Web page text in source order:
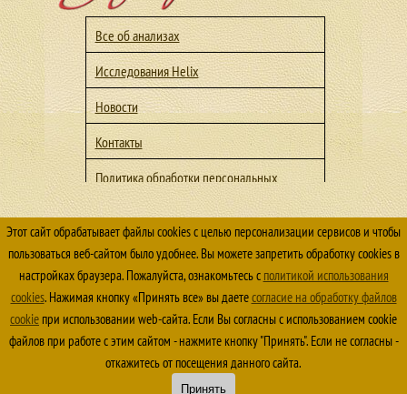
Все об анализах
Исследования Helix
Новости
Контакты
Политика обработки персональных
данных
Политика конфиденциальности
© 2026 ООО Медицинский центр "Здоровье" г. Лесной
Все права защищены. 16+
Использование материалов сайта
zdorove.ru/
без разрешения владельца сайта запрещено
Этот сайт обрабатывает файлы cookies с целью персонализации сервисов и чтобы
пользоваться веб-сайтом было удобнее. Вы можете запретить обработку cookies в
настройках браузера. Пожалуйста, ознакомьтесь с политикой использования
cookies. Нажимая кнопку «Принять все» вы даетесогласие на обработку файлов
cookie при использовании web-сайта. Если Вы согласны c использованием cookie
файлов при работе с этим сайтом - нажмите кнопку "Принять". Если не согласны -
откажитесь от посещения данного сайта.
Принять